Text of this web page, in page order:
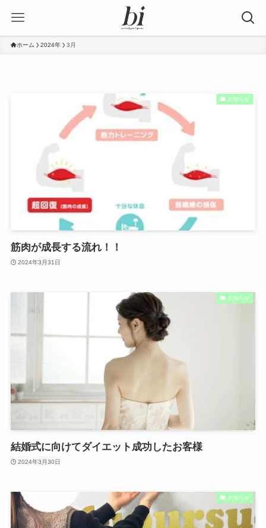
ホーム 2024年 3月
お知らせ
筋肉が成長する流れ！！
2024年3月31日
お知らせ
結婚式に向けてダイエット成功したお客様
2024年3月30日
お知らせ